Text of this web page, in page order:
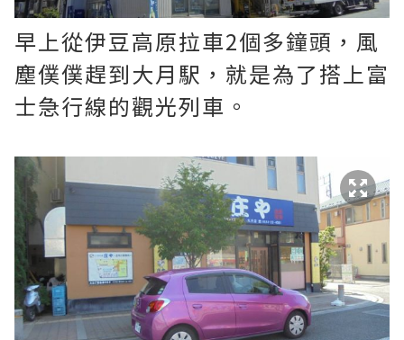
早上從伊豆高原拉車2個多鐘頭，風
塵僕僕趕到大月駅，就是為了搭上富
士急行線的觀光列車。